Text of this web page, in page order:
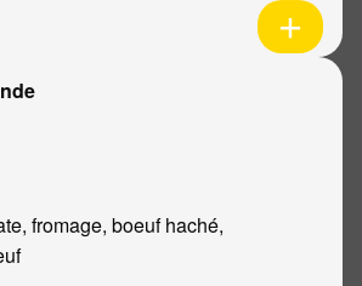
fromage, boeuf haché,